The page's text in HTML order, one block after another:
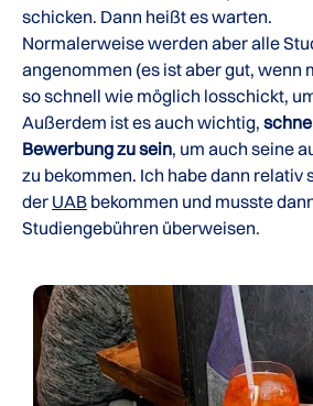
schicken. Dann heißt es warten.
Normalerweise werden aber alle
angenommen (es ist aber gut, wenn
so schnell wie möglich losschickt,
Außerdem ist es auch wichtig,
Bewerbung zu sein, um auch seine
zu bekommen. Ich habe dann relativ
der UAB bekommen und musste
Studiengebühren überweisen.